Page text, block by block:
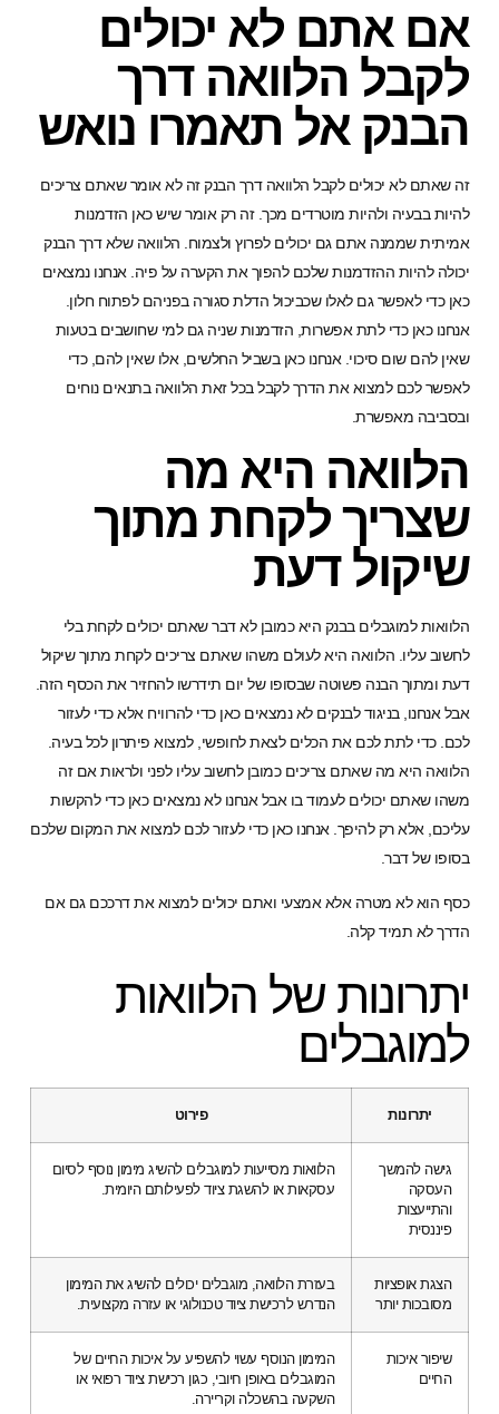
אם אתם לא יכולים
לקבל הלוואה דרך
הבנק אל תאמרו נואש
זה שאתם לא יכולים לקבל הלוואה דרך הבנק זה לא אומר שאתם צריכים
להיות בבעיה ולהיות מוטרדים מכך. זה רק אומר שיש כאן הזדמנות
אמיתית שממנה אתם גם יכולים לפרוץ ולצמוח. הלוואה שלא דרך הבנק
יכולה להיות ההזדמנות שלכם להפוך את הקערה על פיה. אנחנו נמצאים
כאן כדי לאפשר גם לאלו שכביכול הדלת סגורה בפניהם לפתוח חלון.
אנחנו כאן כדי לתת אפשרות, הזדמנות שניה גם למי שחושבים בטעות
שאין להם שום סיכוי. אנחנו כאן בשביל החלשים, אלו שאין להם, כדי
לאפשר לכם למצוא את הדרך לקבל בכל זאת הלוואה בתנאים נוחים
ובסביבה מאפשרת.
הלוואה היא מה
שצריך לקחת מתוך
שיקול דעת
הלוואות למוגבלים בבנק היא כמובן לא דבר שאתם יכולים לקחת בלי
לחשוב עליו. הלוואה היא לעולם משהו שאתם צריכים לקחת מתוך שיקול
דעת ומתוך הבנה פשוטה שבסופו של יום תידרשו להחזיר את הכסף הזה.
אבל אנחנו, בניגוד לבנקים לא נמצאים כאן כדי להרוויח אלא כדי לעזור
לכם. כדי לתת לכם את הכלים לצאת לחופשי, למצוא פיתרון לכל בעיה.
הלוואה היא מה שאתם צריכים כמובן לחשוב עליו לפני ולראות אם זה
משהו שאתם יכולים לעמוד בו אבל אנחנו לא נמצאים כאן כדי להקשות
עליכם, אלא רק להיפך. אנחנו כאן כדי לעזור לכם למצוא את המקום שלכם
בסופו של דבר.
כסף הוא לא מטרה אלא אמצעי ואתם יכולים למצוא את דרככם גם אם
הדרך לא תמיד קלה.
יתרונות של הלוואות
למוגבלים
יתרונות פירוט
גישה להמשך
העסקה
והתייעצות
פיננסית
הלוואות מסייעות למוגבלים להשיג מימון נוסף לסיום
עסקאות או להשגת ציוד לפעילותם היומית.
הצגת אופציות
מסובכות יותר
בעזרת הלוואה, מוגבלים יכולים להשיג את המימון
הנדרש לרכישת ציוד טכנולוגי או עזרה מקצועית.
שיפור איכות
החיים
המימון הנוסף עשוי להשפיע על איכות החיים של
המוגבלים באופן חיובי, כגון רכישת ציוד רפואי או
השקעה בהשכלה וקריירה.